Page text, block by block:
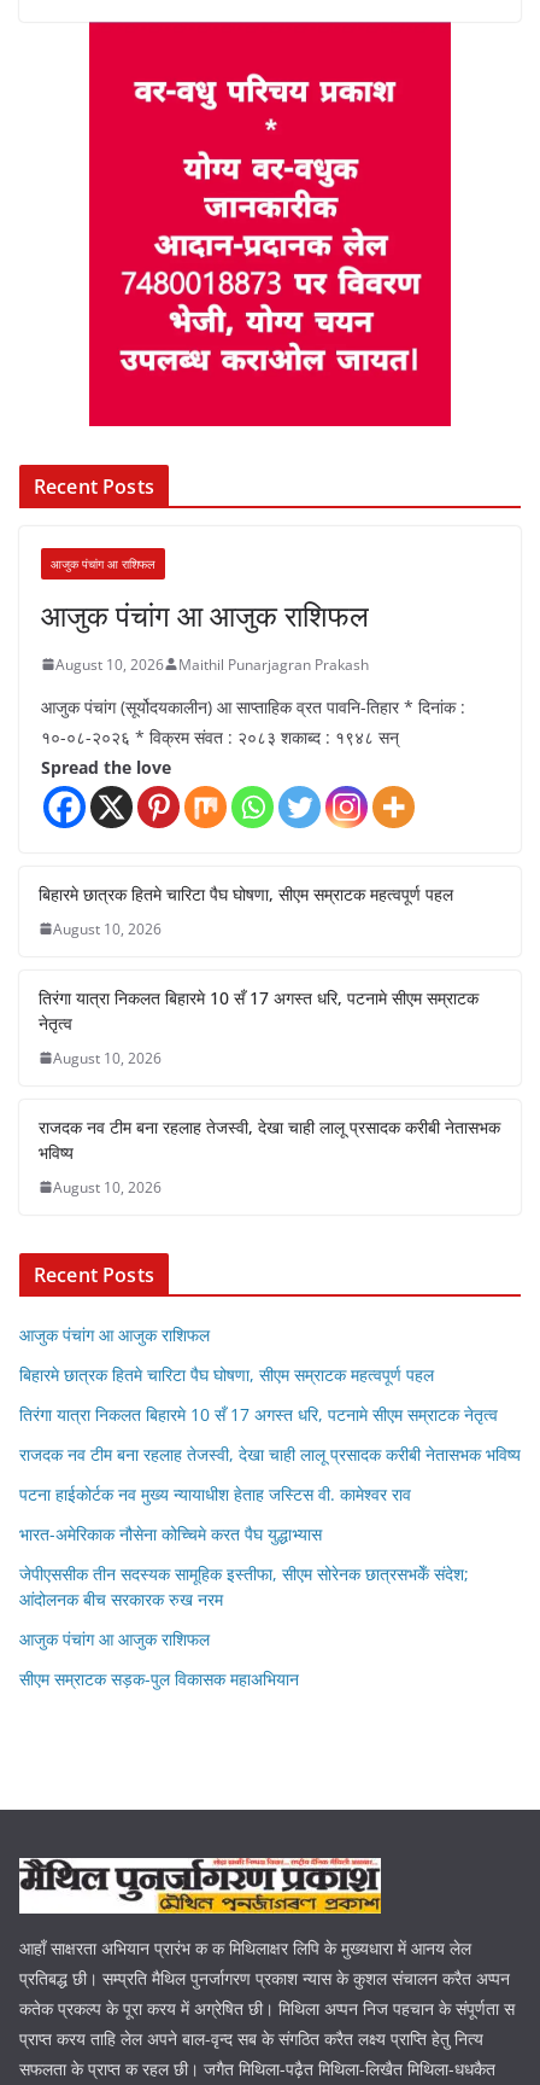
Recent Posts
आजुक पंचांग आ राशिफल
आजुक पंचांग आ आजुक राशिफल
August 10, 2026 Maithil Punarjagran Prakash
आजुक पंचांग (सूर्योदयकालीन) आ साप्ताहिक व्रत पावनि-तिहार * दिनांक :
१०-०८-२०२६ * विक्रम संवत : २०८३ शकाब्द : १९४८ सन्
Spread the love
बिहारमे छात्रक हितमे चारिटा पैघ घोषणा, सीएम सम्राटक महत्वपूर्ण पहल
August 10, 2026
तिरंगा यात्रा निकलत बिहारमे 10 सँ 17 अगस्त धरि, पटनामे सीएम सम्राटक
नेतृत्व
August 10, 2026
राजदक नव टीम बना रहलाह तेजस्वी, देखा चाही लालू प्रसादक करीबी नेतासभक
भविष्य
August 10, 2026
Recent Posts
आजुक पंचांग आ आजुक राशिफल
बिहारमे छात्रक हितमे चारिटा पैघ घोषणा, सीएम सम्राटक महत्वपूर्ण पहल
तिरंगा यात्रा निकलत बिहारमे 10 सँ 17 अगस्त धरि, पटनामे सीएम सम्राटक नेतृत्व
राजदक नव टीम बना रहलाह तेजस्वी, देखा चाही लालू प्रसादक करीबी नेतासभक भविष्य
पटना हाईकोर्टक नव मुख्य न्यायाधीश हेताह जस्टिस वी. कामेश्वर राव
भारत-अमेरिकाक नौसेना कोच्चिमे करत पैघ युद्धाभ्यास
जेपीएससीक तीन सदस्यक सामूहिक इस्तीफा, सीएम सोरेनक छात्रसभकेँ संदेश;
आंदोलनक बीच सरकारक रुख नरम
आजुक पंचांग आ आजुक राशिफल
सीएम सम्राटक सड़क-पुल विकासक महाअभियान
आहाँ साक्षरता अभियान प्रारंभ क क मिथिलाक्षर लिपि के मुख्यधारा में आनय लेल
प्रतिबद्ध छी। सम्प्रति मैथिल पुनर्जागरण प्रकाश न्यास के कुशल संचालन करैत अप्पन
कतेक प्रकल्प के पूरा करय में अग्रेषित छी। मिथिला अप्पन निज पहचान के संपूर्णता स
प्राप्त करय ताहि लेल अपने बाल-वृन्द सब के संगठित करैत लक्ष्य प्राप्ति हेतु नित्य
सफलता के प्राप्त क रहल छी। जगैत मिथिला-पढ़ैत मिथिला-लिखैत मिथिला-धधकैत